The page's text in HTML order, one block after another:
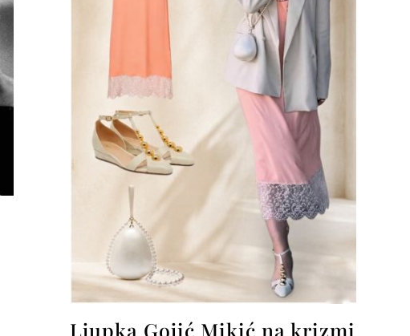
Ljupka Gojić Mikić na krizmi